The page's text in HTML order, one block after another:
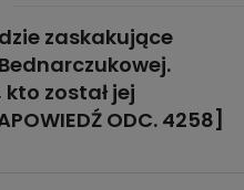
zaskakujące
kto został jej
ODC. 4258]